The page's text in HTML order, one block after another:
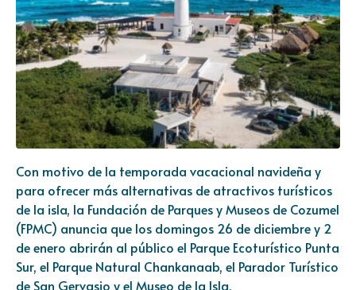
Con motivo de la temporada vacacional navideña y
para ofrecer más alternativas de atractivos turísticos
de la isla, la Fundación de Parques y Museos de Cozumel
(FPMC) anuncia que los domingos 26 de diciembre y 2
de enero abrirán al público el Parque Ecoturístico Punta
Sur, el Parque Natural Chankanaab, el Parador Turístico
de San Gervasio y el Museo de la Isla.